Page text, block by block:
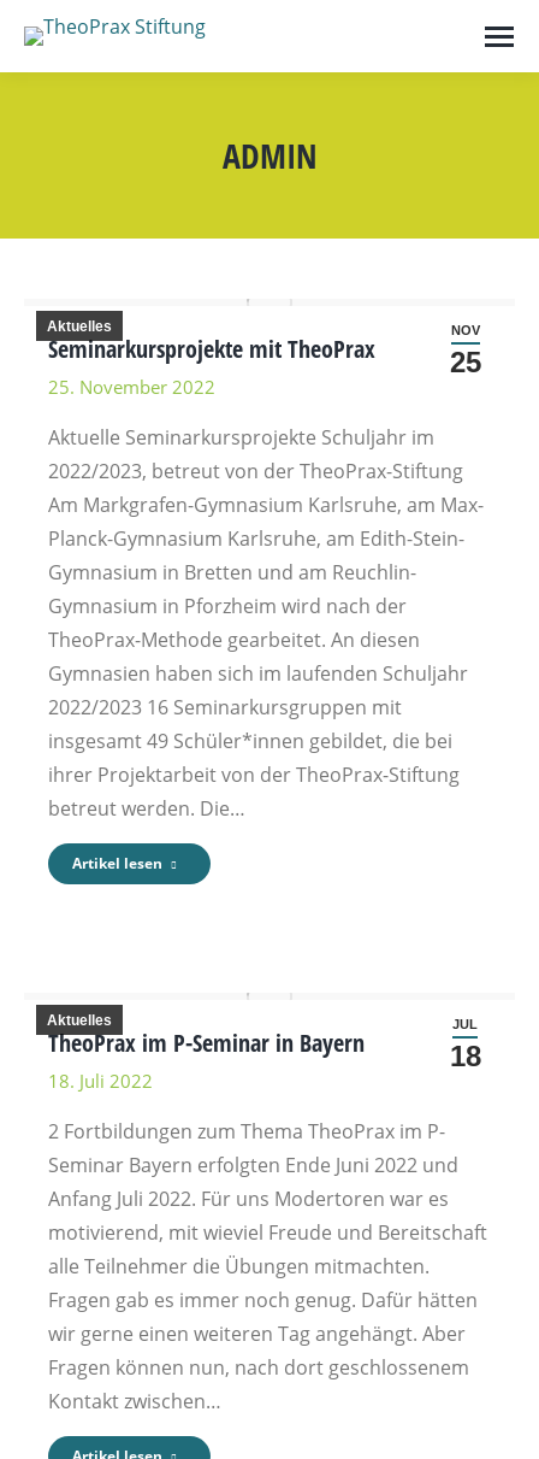
ADMIN
NOV
25
Aktuelles
Seminarkursprojekte mit TheoPrax
25. November 2022
Aktuelle Seminarkursprojekte Schuljahr im
2022/2023, betreut von der TheoPrax-Stiftung
Am Markgrafen-Gymnasium Karlsruhe, am Max-
Planck-Gymnasium Karlsruhe, am Edith-Stein-
Gymnasium in Bretten und am Reuchlin-
Gymnasium in Pforzheim wird nach der
TheoPrax-Methode gearbeitet. An diesen
Gymnasien haben sich im laufenden Schuljahr
2022/2023 16 Seminarkursgruppen mit
insgesamt 49 Schüler*innen gebildet, die bei
ihrer Projektarbeit von der TheoPrax-Stiftung
betreut werden. Die…
Artikel lesen
JUL
18
Aktuelles
TheoPrax im P-Seminar in Bayern
18. Juli 2022
2 Fortbildungen zum Thema TheoPrax im P-
Seminar Bayern erfolgten Ende Juni 2022 und
Anfang Juli 2022. Für uns Modertoren war es
motivierend, mit wieviel Freude und Bereitschaft
alle Teilnehmer die Übungen mitmachten.
Fragen gab es immer noch genug. Dafür hätten
wir gerne einen weiteren Tag angehängt. Aber
Fragen können nun, nach dort geschlossenem
Kontakt zwischen…